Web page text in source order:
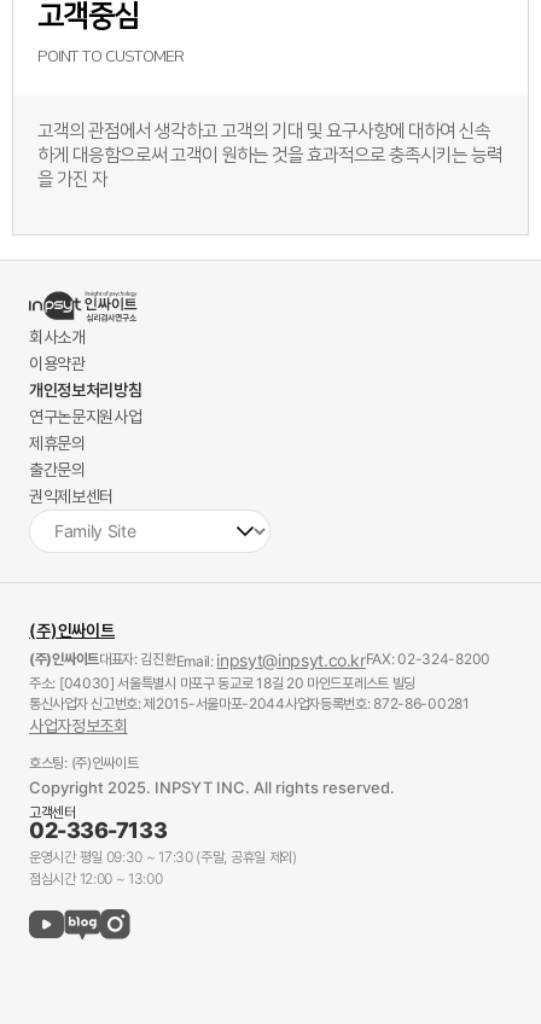
고객중심
POINT TO CUSTOMER
고객의 관점에서 생각하고 고객의 기대 및 요구사항에 대하여 신속
하게 대응함으로써 고객이 원하는 것을 효과적으로 충족시키는 능력
을 가진 자
회사소개
이용약관
개인정보처리방침
연구논문지원사업
제휴문의
출간문의
권익제보센터
(주)인싸이트
(주)인싸이트대표자: 김진환Email: inpsyt@inpsyt.co.krFAX: 02-324-8200
주소: [04030] 서울특별시 마포구 동교로 18길 20 마인드포레스트 빌딩
통신사업자 신고번호: 제2015-서울마포-2044사업자등록번호: 872-86-00281
사업자정보조회
호스팅: (주)인싸이트
Copyright 2025. INPSYT INC. All rights reserved.
고객센터
02-336-7133
운영시간 평일 09:30 ~ 17:30 (주말, 공휴일 제외)
점심시간 12:00 ~ 13:00